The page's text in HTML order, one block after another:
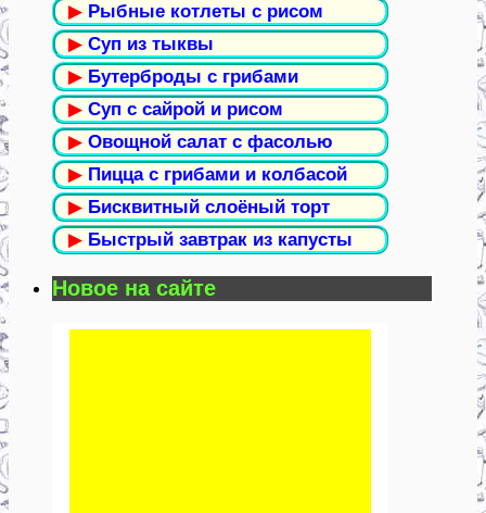
▶ Рыбные котлеты с рисом
▶ Суп из тыквы
▶ Бутерброды с грибами
▶ Суп с сайрой и рисом
▶ Овощной салат с фасолью
▶ Пицца с грибами и колбасой
▶ Бисквитный слоёный торт
▶ Быстрый завтрак из капусты
Новое на сайте